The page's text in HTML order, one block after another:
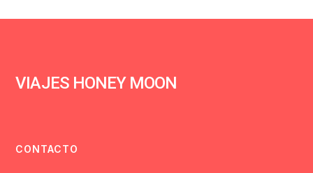
VIAJES HONEY MOON
CONTACTO